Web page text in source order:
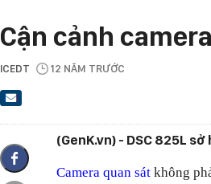
Cận cảnh
ICEDT 12 NĂM TRƯỚC
(GenK.vn) - DSC 825L
Camera quan sát không